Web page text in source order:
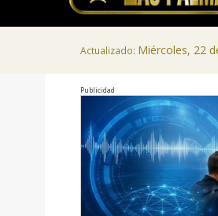
Actualizado: Miércoles, 22
Publicidad